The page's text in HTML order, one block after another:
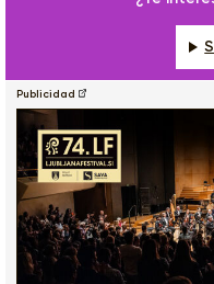
Publicidad